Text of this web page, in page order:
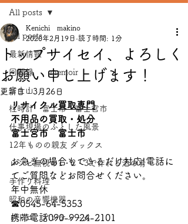
All posts
最新情報
回顧録 memoir
富士山
柱時計 富士市 富士宮市
仕事現場のふとした風景
12年ものの親友 ダックス
レシピ無視の1・2・3で作れる酒の肴
手作り料理
昭和の音響機器
レトロ アンティ－ク
All posts
トップサイセイ、よろしく
お願い申し上げます！
Kenichi makino
2020年2月19日 読了時間: 1分
更新日：3月26日
リサイクル買取専門
不用品の買取・処分
富士宮市　富士市
お急ぎの場合もできるだけ対応!電話に
てご質問などお問合せください。
年中無休
☎0545-64-5353
携帯電話090-9924-2101